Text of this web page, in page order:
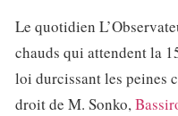
Le quotidien
chauds qui attendent la
loi durcissant les peines
droit de M. Sonko,